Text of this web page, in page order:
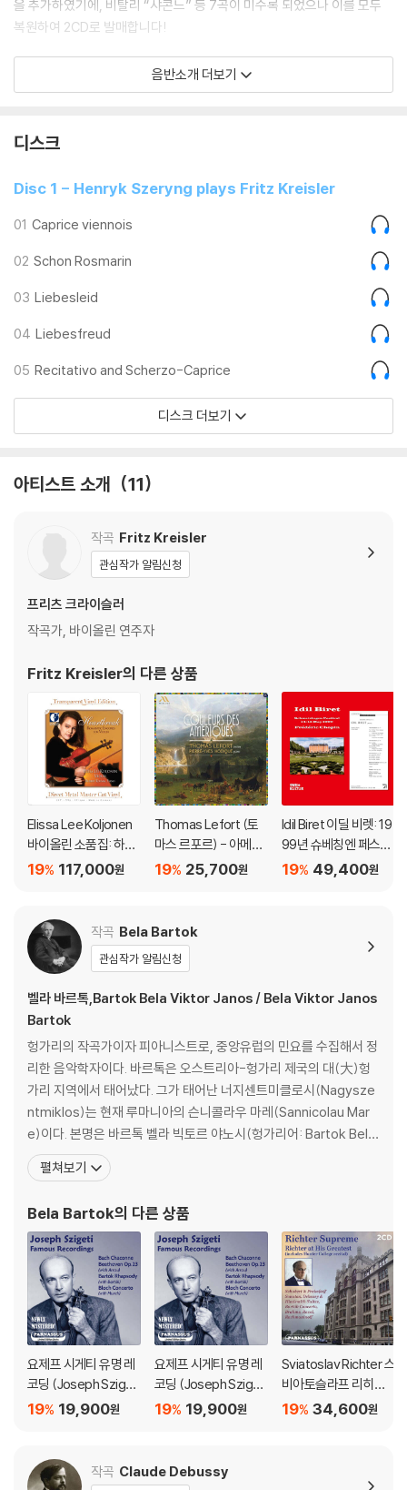
을 추가하였기에, 비탈리 “샤콘느” 등 7곡이 미수록 되었으나 이를 모두
복원하여 2CD로 발매합니다!
CD1 Henryk Szeryng plays Fritz Kreisler
- 과거 크라이슬러 바이올린 소품집의 대표음반으로 절판 이후 고가의 중
샤를 라이너와 함께하였으며 가장 많이 알려진 '사랑의 기쁨', '사랑의 슬
3곡으로 구성 되어 있습니다.
CD2 Treasures for the Violin
olin) 13트랙 완벽 복원! 비탈리의 샤콘느, 르클레어의 바이올린 소나타 D
장조 Op.9 No.3, 드뷔시의 렌토보다 느리게 등 셰링의 그림같이 달콤하
면서도 우아한 프레이징을 모두 보여주는 소품집의 결정반이라고 할 수 있
습니다.
음반소개 더보기
디스크
Disc 1 - Henryk Szeryng plays Fritz Kreisler
01 Caprice viennois
02 Schon Rosmarin
03 Liebesleid
04 Liebesfreud
05 Recitativo and Scherzo-Caprice
디스크 더보기
아티스트 소개 11
작곡 Fritz Kreisler
관심작가 알림신청
프리츠 크라이슬러
작곡가, 바이올린 연주자
Fritz Kreisler의 다른 상품
Elissa Lee Koljonen
바이올린 소품집: 하트
브레이크 (Heartbrea
리어 컬러 2LP]
117,000원
19%
Thomas Lefort (토
마스 르포르) - 아메리
카의 색채 (Couleurs
25,700원
19%
Idil Biret 이딜 비렛: 19
99년 슈베칭엔 페스티
벌 (Idil Biret: Chopin;
49,400원
19%
작곡 Bela Bartok
관심작가 알림신청
벨라 바르톡,Bartok Bela Viktor Janos / Bela Viktor Janos
Bartok
헝가리의 작곡가이자 피아니스트로, 중앙유럽의 민요를 수집해서 정
리한 음악학자이다. 바르톡은 오스트리아-헝가리 제국의 대(大)헝
가리 지역에서 태어났다. 그가 태어난 너지센트미클로시(Nagysze
ntmiklos)는 현재 루마니아의 슨니콜라우 마레(Sannicolau Mar
e)이다. 본명은 바르톡 벨라 빅토르 야노시(헝가리어: Bartok Bela
Viktor Janos)이다. 그는 부다페스트 왕립음악학원에서 음악을 공
부했고 코다이 졸탄을 만나 같이 민요를 수집했다. 이는 그의 음악스
스트의 곡에서 보여지는 것
펼쳐보기
Bela Bartok의 다른 상품
요제프 시게티 유명 레
코딩 (Joseph Szigeti
Famous Recording
19,900원
19%
요제프 시게티 유명 레
코딩 (Joseph Szigeti
Famous Recording
19,900원
19%
Sviatoslav Richter 스
비아토슬라프 리히테
르 라이브 레코딩 모음
34,600원
19%
작곡 Claude Debussy